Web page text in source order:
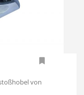
von